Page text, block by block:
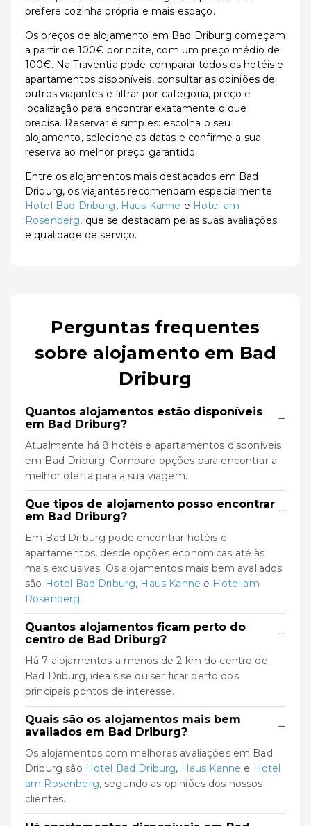
prefere cozinha própria e mais espaço.
Os preços de alojamento em Bad Driburg começam
a partir de 100€ por noite, com um preço médio de
100€. Na Traventia pode comparar todos os hotéis e
apartamentos disponíveis, consultar as opiniões de
outros viajantes e filtrar por categoria, preço e
localização para encontrar exatamente o que
precisa. Reservar é simples: escolha o seu
alojamento, selecione as datas e confirme a sua
reserva ao melhor preço garantido.
Entre os alojamentos mais destacados em Bad
Driburg, os viajantes recomendam especialmente
Hotel Bad Driburg, Haus Kanne e Hotel am
Rosenberg, que se destacam pelas suas avaliações
e qualidade de serviço.
Perguntas frequentes
sobre alojamento em Bad
Driburg
Quantos alojamentos estão disponíveis
em Bad Driburg?
−
Atualmente há 8 hotéis e apartamentos disponíveis
em Bad Driburg. Compare opções para encontrar a
melhor oferta para a sua viagem.
Que tipos de alojamento posso encontrar
em Bad Driburg?
−
Em Bad Driburg pode encontrar hotéis e
apartamentos, desde opções económicas até às
mais exclusivas. Os alojamentos mais bem avaliados
são Hotel Bad Driburg, Haus Kanne e Hotel am
Rosenberg.
Quantos alojamentos ficam perto do
centro de Bad Driburg?
−
Há 7 alojamentos a menos de 2 km do centro de
Bad Driburg, ideais se quiser ficar perto dos
principais pontos de interesse.
Quais são os alojamentos mais bem
avaliados em Bad Driburg?
−
Os alojamentos com melhores avaliações em Bad
Driburg são Hotel Bad Driburg, Haus Kanne e Hotel
am Rosenberg, segundo as opiniões dos nossos
clientes.